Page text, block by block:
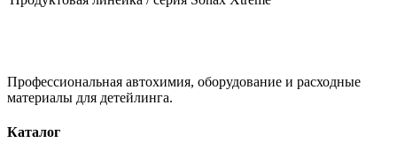
Профессиональная автохимия, оборудование и расходные
материалы для детейлинга.
Каталог